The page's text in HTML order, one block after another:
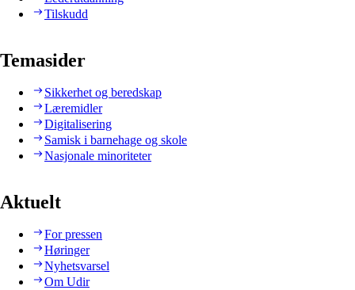
Tilskudd
Temasider
Sikkerhet og beredskap
Læremidler
Digitalisering
Samisk i barnehage og skole
Nasjonale minoriteter
Aktuelt
For pressen
Høringer
Nyhetsvarsel
Om Udir